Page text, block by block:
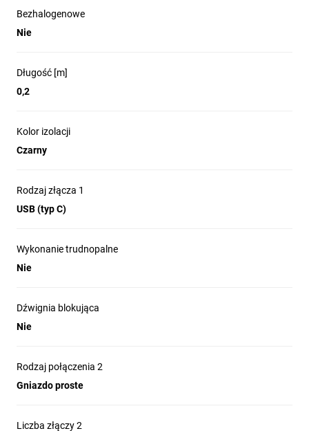
Bezhalogenowe
Nie
Długość [m]
0,2
Kolor izolacji
Czarny
Rodzaj złącza 1
USB (typ C)
Wykonanie trudnopalne
Nie
Dźwignia blokująca
Nie
Rodzaj połączenia 2
Gniazdo proste
Liczba złączy 2